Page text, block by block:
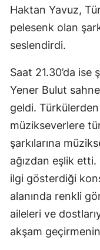
Haktan Yavuz,
pelesenk olan
seslendirdi.
Saat 21.30’da ise
Yener Bulut
geldi.
müzikseverlere
şarkılarına
ağızdan eşlik
ilgi gösterdiği
alanında renkli
aileleri ve
akşam